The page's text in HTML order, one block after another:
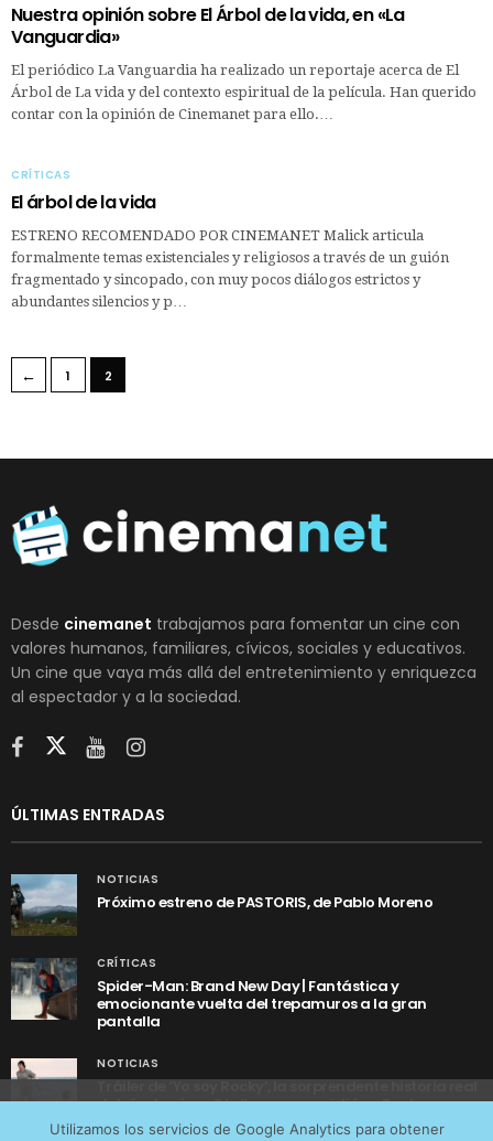
Nuestra opinión sobre El Árbol de la vida, en «La
Vanguardia»
El periódico La Vanguardia ha realizado un reportaje acerca de El
Árbol de La vida y del contexto espiritual de la película. Han querido
contar con la opinión de Cinemanet para ello.…
CRÍTICAS
El árbol de la vida
ESTRENO RECOMENDADO POR CINEMANET Malick articula
formalmente temas existenciales y religiosos a través de un guión
fragmentado y sincopado, con muy pocos diálogos estrictos y
abundantes silencios y p…
← 1 2
Desde cinemanet trabajamos para fomentar un cine con
valores humanos, familiares, cívicos, sociales y educativos.
Un cine que vaya más allá del entretenimiento y enriquezca
al espectador y a la sociedad.
ÚLTIMAS ENTRADAS
NOTICIAS
Próximo estreno de PASTORIS, de Pablo Moreno
CRÍTICAS
Spider-Man: Brand New Day | Fantástica y
emocionante vuelta del trepamuros a la gran
pantalla
NOTICIAS
Tráiler de ‘Yo soy Rocky’, la sorprendente historia real
detrás de cómo Stallone se convirtió en Rocky
Utilizamos los servicios de Google Analytics para obtener